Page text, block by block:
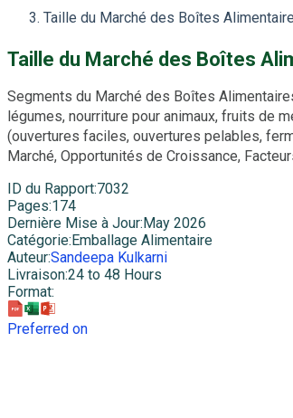
Taille du Marché des Boîtes
Taille du Marché des Boîtes
Segments du Marché des Boîtes
légumes, nourriture pour animaux, fruits de
(ouvertures faciles, ouvertures pelables,
Marché, Opportunités de Croissance,
ID du Rapport:7032
Pages:174
Dernière Mise à Jour: May 2026
Catégorie: Emballage Alimentaire
Auteur:Sandeepa Kulkarni
Livraison:24 to 48 Hours
Format:
Preferred on